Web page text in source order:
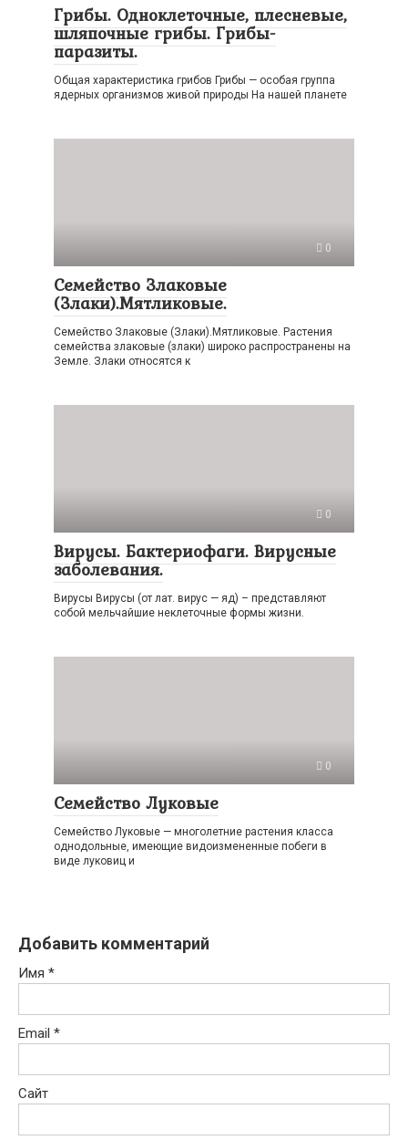
Грибы. Одноклеточные, плесневые,
шляпочные грибы. Грибы-
паразиты.
Общая характеристика грибов Грибы — особая группа
ядерных организмов живой природы На нашей планете
0
Семейство Злаковые
(Злаки).Мятликовые.
Семейство Злаковые (Злаки).Мятликовые. Растения
семейства злаковые (злаки) широко распространены на
Земле. Злаки относятся к
0
Вирусы. Бактериофаги. Вирусные
заболевания.
Вирусы Вирусы (от лат. вирус — яд) – представляют
собой мельчайшие неклеточные формы жизни.
0
Семейство Луковые
Семейство Луковые — многолетние растения класса
однодольные, имеющие видоизмененные побеги в
виде луковиц и
Добавить комментарий
Имя *
Email *
Сайт